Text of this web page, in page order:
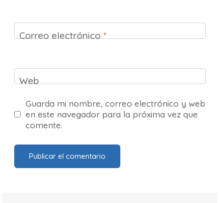
Correo electrónico *
Web
Guarda mi nombre, correo electrónico y web
en este navegador para la próxima vez que
comente.